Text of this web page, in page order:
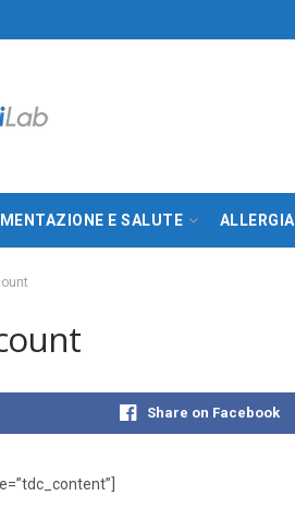
E SALUTE ALLERGIA
Share on Facebook